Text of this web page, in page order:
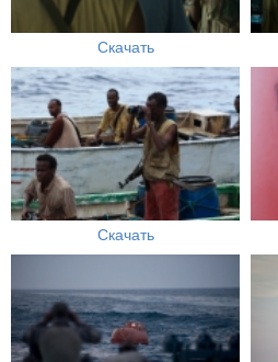
Скачать
Скачать